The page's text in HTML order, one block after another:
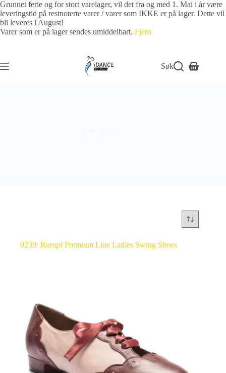
Grunnet ferie og for stort varelager, vil det fra og med 1. Mai i år være
leveringstid på restnoterte varer / varer som IKKE er på lager. Dette vil
bli leveres i August!
Varer som er på lager sendes umiddelbart. Fjern
Søk
9239: Rumpf Premium Line Ladies Swing Shoes